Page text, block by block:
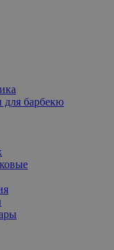
для барбекю